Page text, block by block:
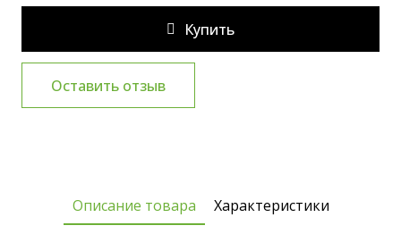
Купить
Оставить отзыв
Описание товара
Характеристики